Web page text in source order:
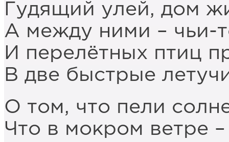
Гудящий улей, дом
А между ними – чьи-
И перелётных птиц
В две быстрые
О том, что пели
Что в мокром ветре